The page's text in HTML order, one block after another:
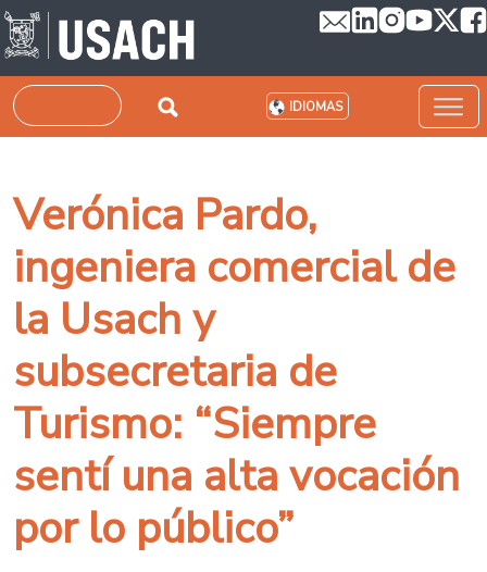
Pasar al contenido principal
Buscar IDIOMAS
Verónica Pardo,
ingeniera comercial de
la Usach y
subsecretaria de
Turismo: “Siempre
sentí una alta vocación
por lo público”